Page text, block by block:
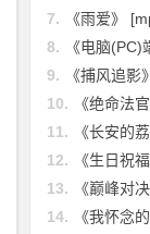
7.
《雨爱》
8.
《电脑(PC)
9.
《捕风追影
10.
《绝命法
11.
《长安的
12.
《生日祝
13.
《巅峰对
14.
《我怀念